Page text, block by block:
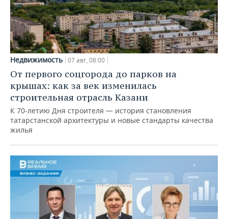
Недвижимость 07 авг, 08:00
От первого соцгорода до парков на
крышах: как за век изменилась
строительная отрасль Казани
К 70-летию Дня строителя — история становления
татарстанской архитектуры и новые стандарты качества
жилья